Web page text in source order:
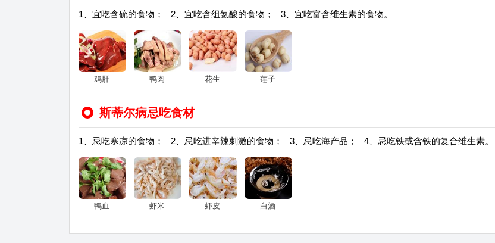
1、宜吃含硫的食物； 2、宜吃含组氨酸的食物； 3、宜吃富含维生素的食物。
鸡肝 鸭肉 花生 莲子
斯蒂尔病忌吃食材
1、忌吃寒凉的食物； 2、忌吃进辛辣刺激的食物； 3、忌吃海产品； 4、忌吃铁或含铁的复合维生素。
鸭血 虾米 虾皮 白酒